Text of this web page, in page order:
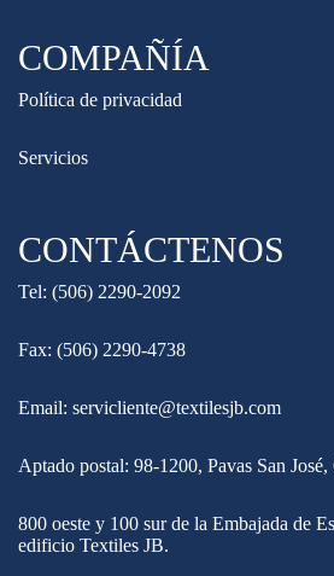
COMPAÑÍA
Política de privacidad
Servicios
CONTÁCTENOS
Tel: (506) 2290-2092
Fax: (506) 2290-4738
Email: servicliente@textilesjb.com
Aptado postal: 98-1200, Pavas San José,
800 oeste y 100 sur de la Embajada de
edificio Textiles JB.